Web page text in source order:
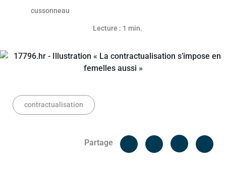
Lecture : 1 min.
contractualisation
Partage
Facebook